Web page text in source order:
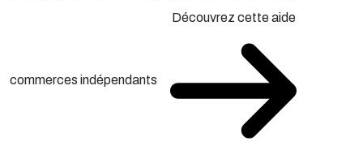
commerces indépendants
Découvrez cette aide